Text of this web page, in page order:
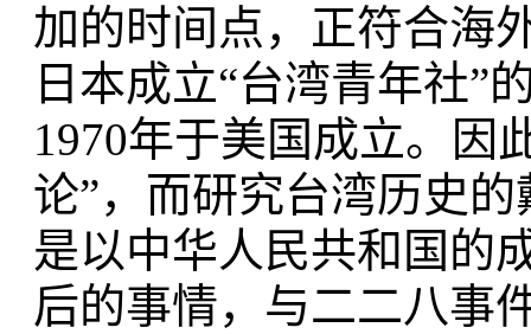
加的时间点，正符合
日本成立“台湾青年社”
1970年于美国成立。因
论”，而研究台湾历史
是以中华人民共和国的
后的事情，与二二八事